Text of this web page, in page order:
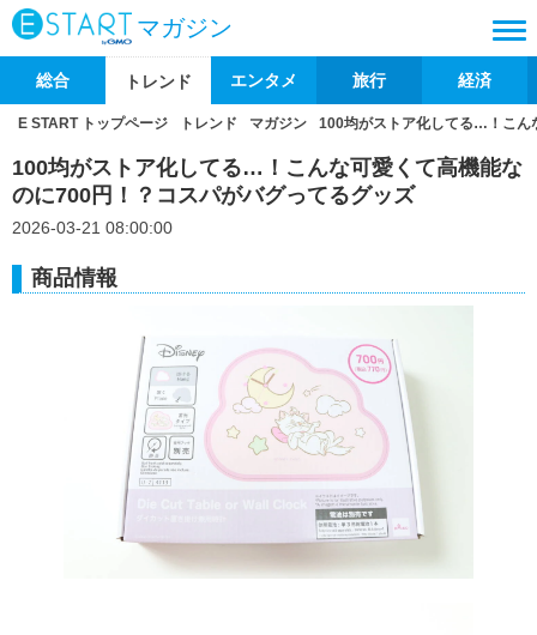
マガジン
総合 トレンド エンタメ 旅行 経済
E START トップページ トレンド マガジン 100均がストア化してる…！こん
100均がストア化してる…！こんな可愛くて高機能な
のに700円！？コスパがバグってるグッズ
2026-03-21 08:00:00
商品情報